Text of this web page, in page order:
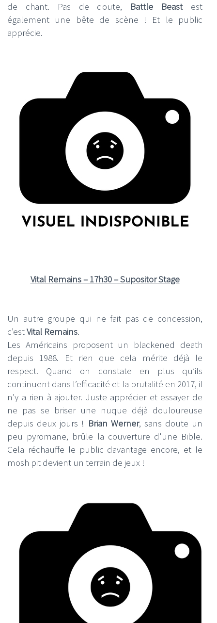
de chant. Pas de doute, Battle Beastest
également une bête de scène ! Et le public
apprécie.
Vital Remains – 17h30 – Supositor Stage
Un autre groupe qui ne fait pas de concession,
c’estVital Remains.
Les Américains proposent un blackened death
depuis 1988. Et rien que cela mérite déjà le
respect. Quand on constate en plus qu’ils
continuent dans l’efficacité et la brutalité en 2017, il
n’y a rien à ajouter. Juste apprécier et essayer de
ne pas se briser une nuque déjà douloureuse
depuis deux jours ! Brian Werner, sans doute un
peu pyromane, brûle la couverture d'une Bible.
Cela réchauffe le public davantage encore, et le
mosh pit devient un terrain de jeux !